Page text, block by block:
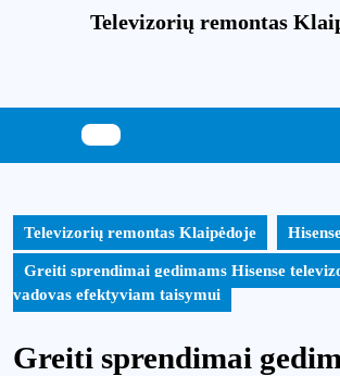
Televizorių remontas
Televizorių remontas Klaipėdoje
Greiti sprendimai gedimams Hisense
vadovas efektyviam taisymui
Greiti sprendimai